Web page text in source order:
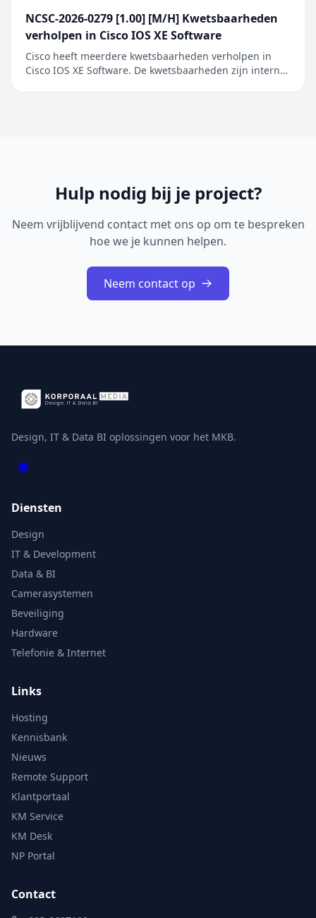
NCSC-2026-0279 [1.00] [M/H] Kwetsbaarheden
verholpen in Cisco IOS XE Software
Cisco heeft meerdere kwetsbaarheden verholpen in
Cisco IOS XE Software. De kwetsbaarheden zijn intern
Hulp nodig bij je project?
Neem vrijblijvend contact met ons op om te bespreken
hoe we je kunnen helpen.
Neem contact op
Design, IT & Data BI oplossingen voor het MKB.
Diensten
Design
IT & Development
Data & BI
Camerasystemen
Beveiliging
Hardware
Telefonie & Internet
Links
Hosting
Kennisbank
Nieuws
Remote Support
Klantportaal
KM Service
KM Desk
NP Portal
Contact